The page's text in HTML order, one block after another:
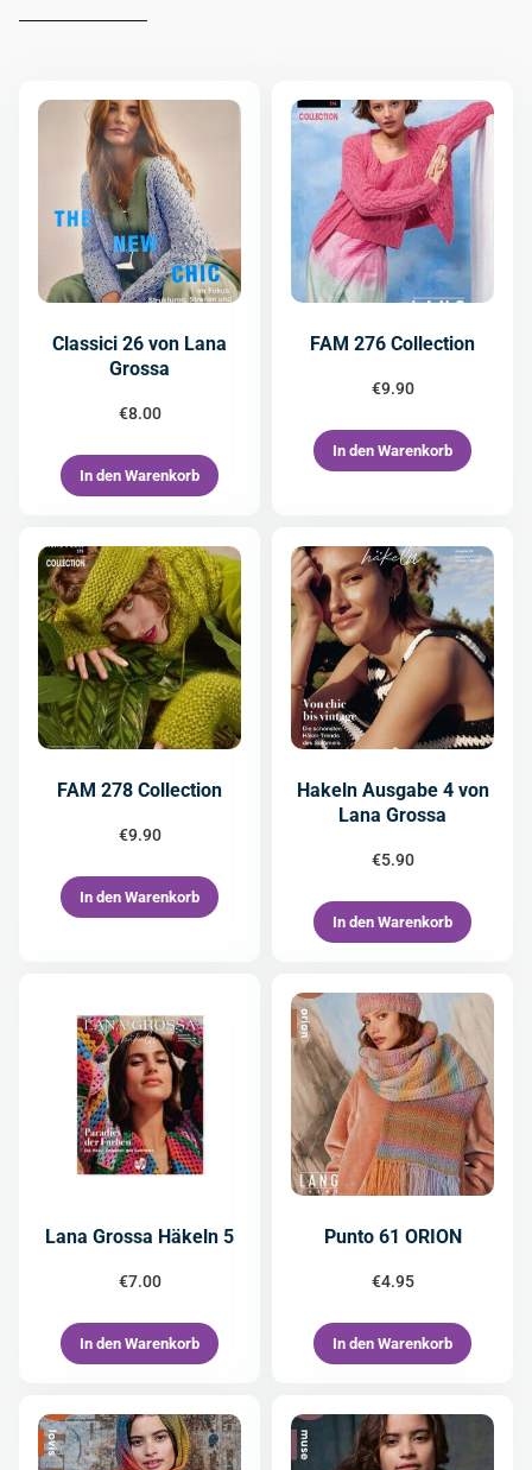
Classici 26 von Lana
Grossa
€8.00
In den Warenkorb
FAM 276 Collection
€9.90
In den Warenkorb
FAM 278 Collection
€9.90
In den Warenkorb
Hakeln Ausgabe 4 von
Lana Grossa
€5.90
In den Warenkorb
Lana Grossa Häkeln 5
€7.00
In den Warenkorb
Punto 61 ORION
€4.95
In den Warenkorb